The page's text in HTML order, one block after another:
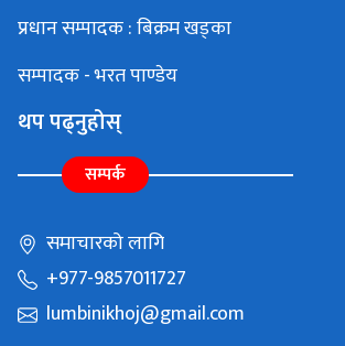
प्रधान सम्पादक : बिक्रम खड्का
सम्पादक - भरत पाण्डेय
थप पढ्नुहोस्
सम्पर्क
समाचारको लागि
+977-9857011727
lumbinikhoj@gmail.com